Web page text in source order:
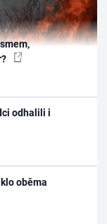
odhalili i
oběma